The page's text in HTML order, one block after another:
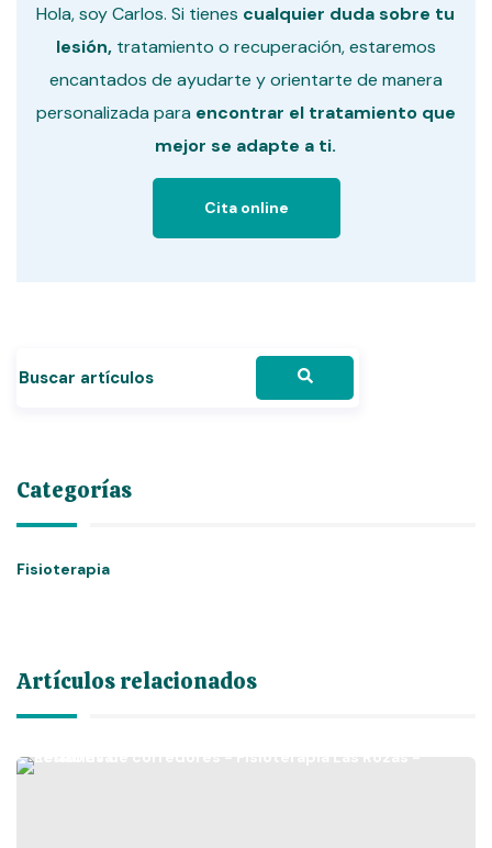
Hola, soy Carlos. Si tienes cualquier duda sobre tu
lesión, tratamiento o recuperación, estaremos
encantados de ayudarte y orientarte de manera
personalizada para encontrar el tratamiento que
mejor se adapte a ti.
Cita online
Categorías
Fisioterapia
Artículos relacionados